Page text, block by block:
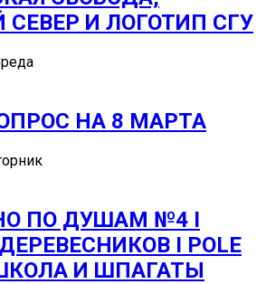
СЕВЕР И ЛОГОТИП СГУ
НА 8 МАРТА
ПО ДУШАМ №4 I
I POLE
ШКОЛА И ШПАГАТЫ